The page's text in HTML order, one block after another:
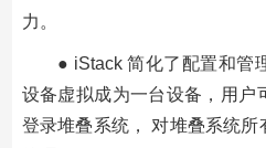
力。
● iStack 简化了配置和管
设备虚拟成为一台设备，用户
登录堆叠系统， 对堆叠系统